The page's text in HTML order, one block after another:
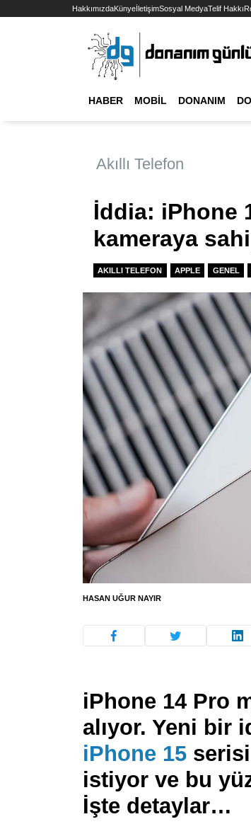
HakkımızdaKünyeİletişimSosyal MedyaTelif Hakkı
HABER MOBIL DONANIM
Akıllı Telefon
İddia: iPhone
kameraya
AKILLI TELEFON APPLE GENEL
HASAN UĞUR NAYIR
iPhone 14 Pro
alıyor. Yeni bir
iPhone 15
istiyor ve bu
İşte detaylar…